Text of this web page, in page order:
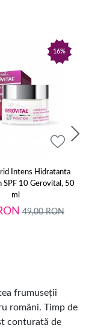
16%
Intens Hidratanta
SPF 10 Gerovital, 50
ml
49,00RON
frumuseţii
români. Timp de
conturată de